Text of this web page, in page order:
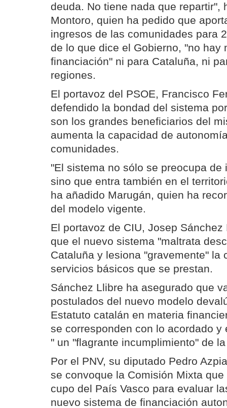
deuda. No tiene nada que repartir",
Montoro, quien ha pedido que
ingresos de las comunidades para
de lo que dice el Gobierno, "no hay
financiación" ni para Cataluña, ni
regiones.
El portavoz del PSOE, Francisco
defendido la bondad del sistema
son los grandes beneficiarios del
aumenta la capacidad de
comunidades.
"El sistema no sólo se preocupa
sino que entra también en el
ha añadido Marugán, quien ha
del modelo vigente.
El portavoz de CIU, Josep
que el nuevo sistema "maltrata
Cataluña y lesiona "gravemente" la
servicios básicos que se prestan.
Sánchez Llibre ha asegurado que
postulados del nuevo modelo
Estatuto catalán en materia
se corresponden con lo acordado y
" un "flagrante incumplimiento" de
Por el PNV, su diputado Pedro
se convoque la Comisión Mixta
cupo del País Vasco para evaluar
nuevo sistema de financiación